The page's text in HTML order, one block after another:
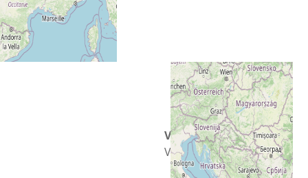
Via
Via dei Mulini